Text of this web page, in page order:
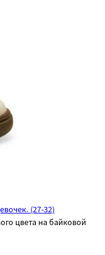
(27-32)
цвета на байковой